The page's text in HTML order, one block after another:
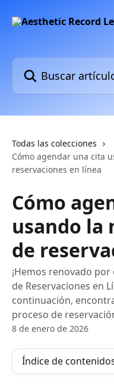
Buscar artículos...
Todas las colecciones
Cómo agendar una cita
reservaciones en línea
Cómo
usando la
de
¡Hemos renovado
de Reservaciones en
continuación,
proceso de
8 de enero de 2026
Índice de